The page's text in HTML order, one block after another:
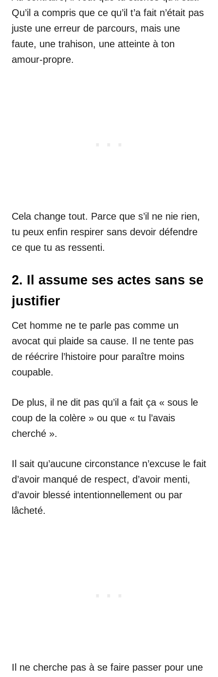
Qu’il a compris que ce qu’il t’a fait n’était pas
juste une erreur de parcours, mais une
faute, une trahison, une atteinte à ton
amour-propre.
Cela change tout. Parce que s’il ne nie rien,
tu peux enfin respirer sans devoir défendre
ce que tu as ressenti.
2. Il assume ses actes sans se
justifier
Cet homme ne te parle pas comme un
avocat qui plaide sa cause. Il ne tente pas
de réécrire l’histoire pour paraître moins
coupable.
De plus, il ne dit pas qu’il a fait ça « sous le
coup de la colère » ou que « tu l’avais
cherché ».
Il sait qu’aucune circonstance n’excuse le fait
d’avoir manqué de respect, d’avoir menti,
d’avoir blessé intentionnellement ou par
lâcheté.
Il ne cherche pas à se faire passer pour une